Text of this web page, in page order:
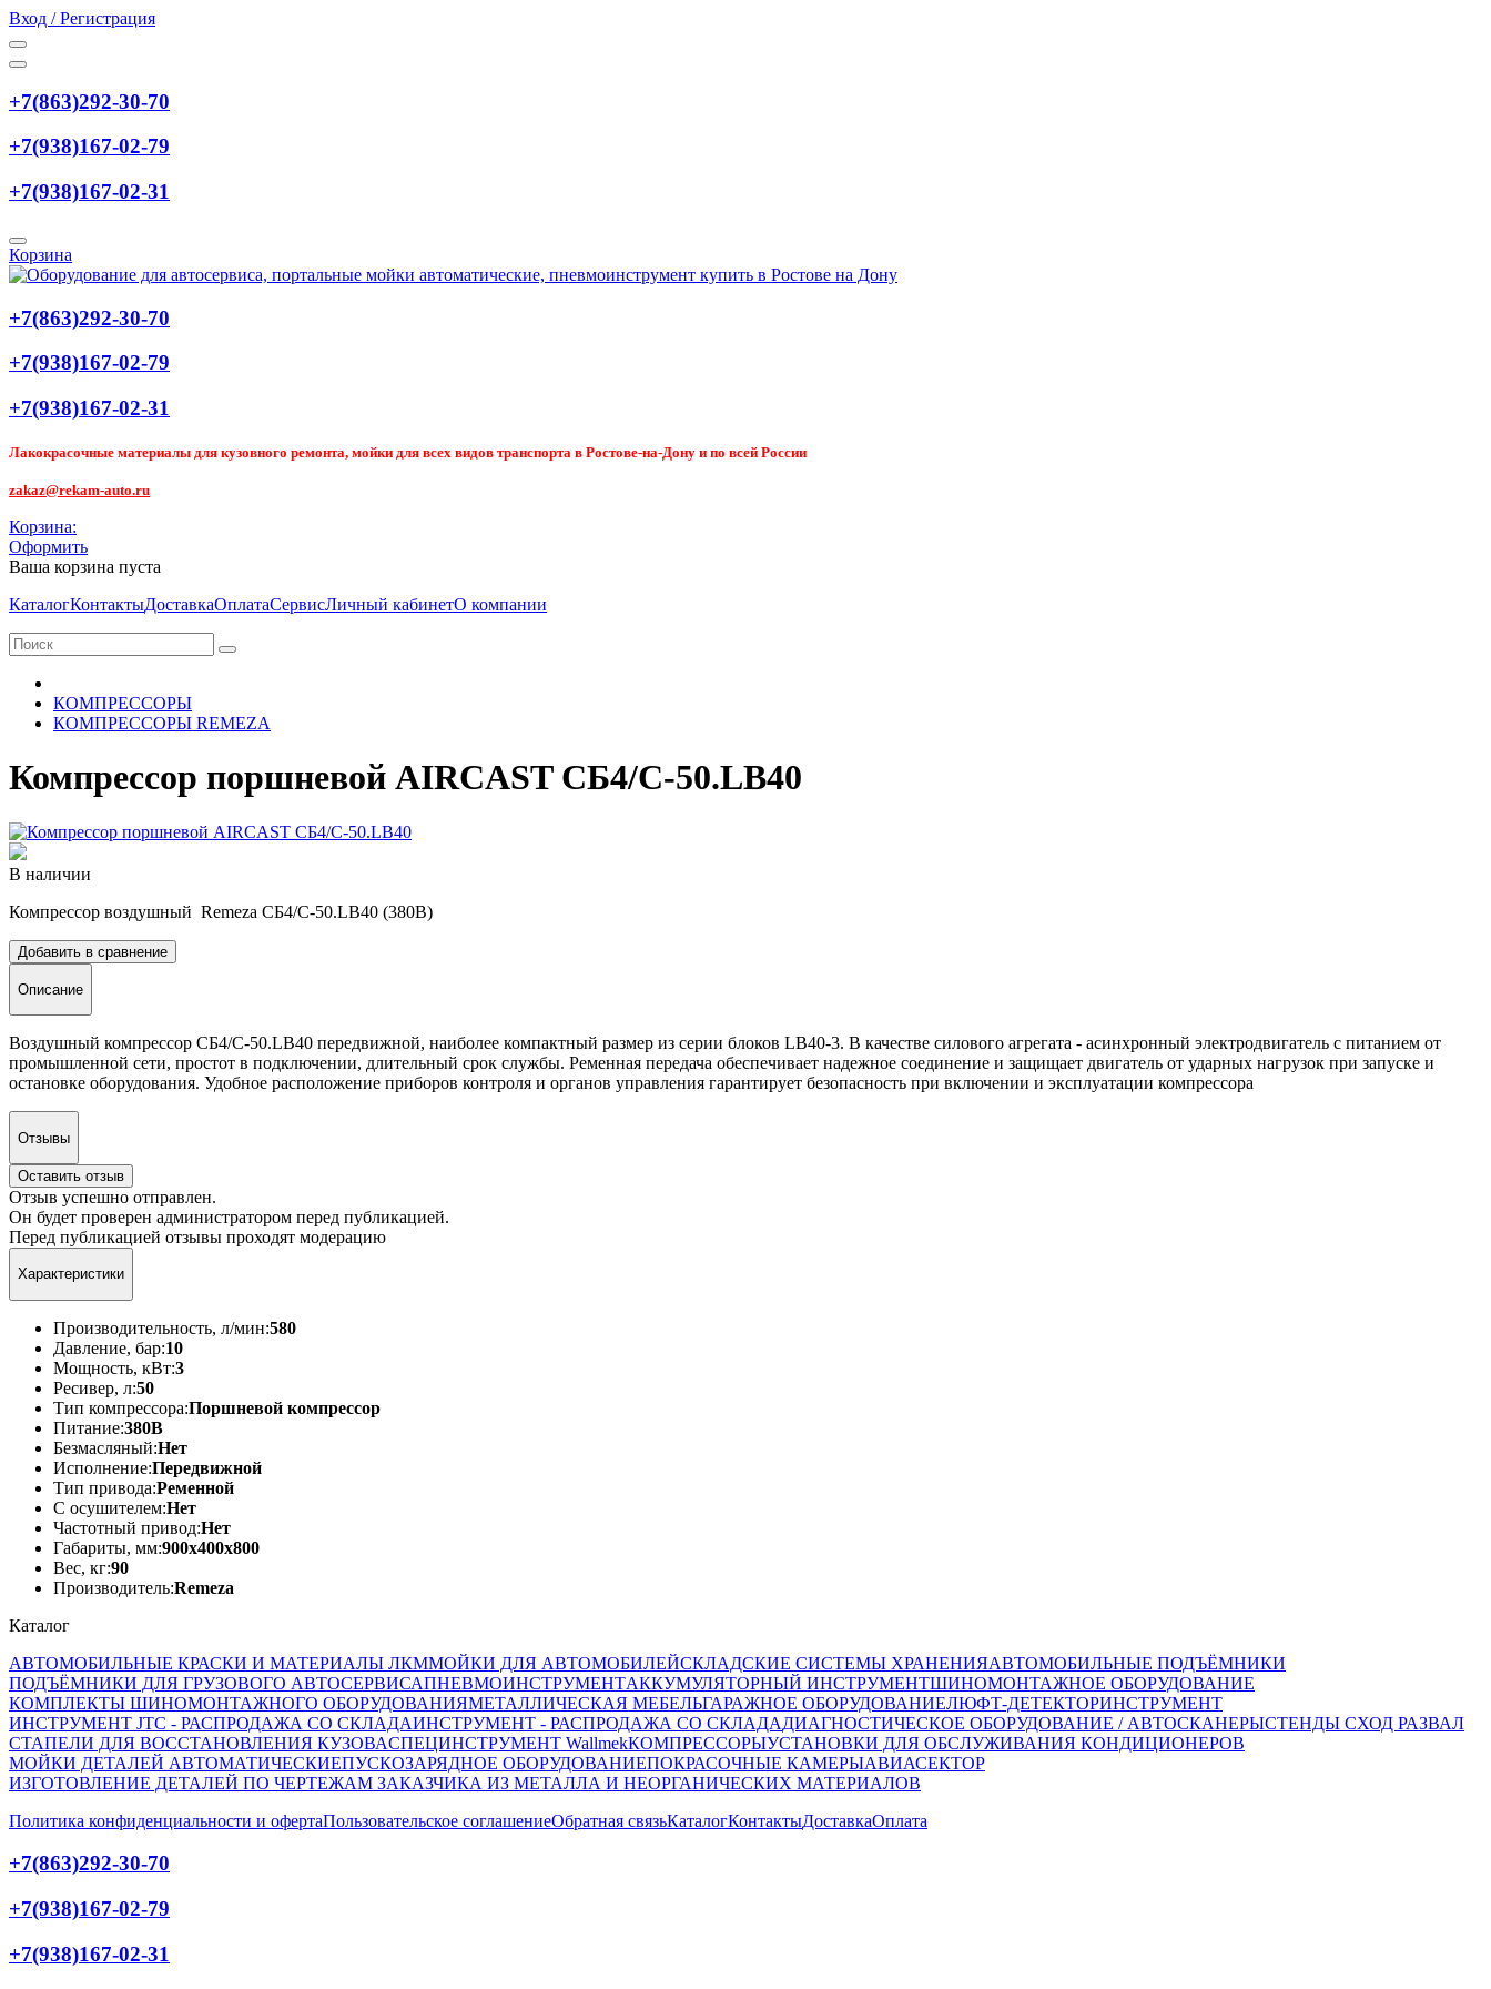
Вход / Регистрация
+7(863)292-30-70
+7(938)167-02-79
+7(938)167-02-31
Корзина
+7(863)292-30-70
+7(938)167-02-79
+7(938)167-02-31
Лакокрасочные материалы для кузовного ремонта, мойки для всех видов транспорта в Ростове-на-Дону и по всей России
zakaz@rekam-auto.ru
Корзина:
Оформить
Ваша корзина пуста
КаталогКонтактыДоставкаОплатаСервисЛичный кабинетО компании
КОМПРЕССОРЫ
КОМПРЕССОРЫ REMEZA
Компрессор поршневой AIRCAST СБ4/С-50.LB40
В наличии
Компрессор воздушный Remeza СБ4/С-50.LB40 (380В)
Добавить в сравнение
Описание
Воздушный компрессор СБ4/С-50.LB40 передвижной, наиболее компактный размер из серии блоков LB40-3. В качестве силового агрегата - асинхронный электродвигатель с питанием от
промышленной сети, простот в подключении, длительный срок службы. Ременная передача обеспечивает надежное соединение и защищает двигатель от ударных нагрузок при запуске и
остановке оборудования. Удобное расположение приборов контроля и органов управления гарантирует безопасность при включении и эксплуатации компрессора
Отзывы
Оставить отзыв
Отзыв успешно отправлен.
Он будет проверен администратором перед публикацией.
Перед публикацией отзывы проходят модерацию
Характеристики
Производительность, л/мин:580
Давление, бар:10
Мощность, кВт:3
Ресивер, л:50
Тип компрессора:Поршневой компрессор
Питание:380В
Безмасляный:Нет
Исполнение:Передвижной
Тип привода:Ременной
С осушителем:Нет
Частотный привод:Нет
Габариты, мм:900x400x800
Вес, кг:90
Производитель:Remeza
Каталог
АВТОМОБИЛЬНЫЕ КРАСКИ И МАТЕРИАЛЫ ЛКММОЙКИ ДЛЯ АВТОМОБИЛЕЙСКЛАДСКИЕ СИСТЕМЫ ХРАНЕНИЯАВТОМОБИЛЬНЫЕ ПОДЪЁМНИКИ
ПОДЪЁМНИКИ ДЛЯ ГРУЗОВОГО АВТОСЕРВИСАПНЕВМОИНСТРУМЕНТАККУМУЛЯТОРНЫЙ ИНСТРУМЕНТШИНОМОНТАЖНОЕ ОБОРУДОВАНИЕ
КОМПЛЕКТЫ ШИНОМОНТАЖНОГО ОБОРУДОВАНИЯМЕТАЛЛИЧЕСКАЯ МЕБЕЛЬГАРАЖНОЕ ОБОРУДОВАНИЕЛЮФТ-ДЕТЕКТОРИНСТРУМЕНТ
ИНСТРУМЕНТ JTC - РАСПРОДАЖА СО СКЛАДАИНСТРУМЕНТ - РАСПРОДАЖА СО СКЛАДАДИАГНОСТИЧЕСКОЕ ОБОРУДОВАНИЕ / АВТОСКАНЕРЫСТЕНДЫ СХОД РАЗВАЛ
СТАПЕЛИ ДЛЯ ВОССТАНОВЛЕНИЯ КУЗОВАСПЕЦИНСТРУМЕНТ WallmekКОМПРЕССОРЫУСТАНОВКИ ДЛЯ ОБСЛУЖИВАНИЯ КОНДИЦИОНЕРОВ
МОЙКИ ДЕТАЛЕЙ АВТОМАТИЧЕСКИЕПУСКОЗАРЯДНОЕ ОБОРУДОВАНИЕПОКРАСОЧНЫЕ КАМЕРЫАВИАСЕКТОР
ИЗГОТОВЛЕНИЕ ДЕТАЛЕЙ ПО ЧЕРТЕЖАМ ЗАКАЗЧИКА ИЗ МЕТАЛЛА И НЕОРГАНИЧЕСКИХ МАТЕРИАЛОВ
Политика конфиденциальности и офертаПользовательское соглашениеОбратная связьКаталогКонтактыДоставкаОплата
+7(863)292-30-70
+7(938)167-02-79
+7(938)167-02-31